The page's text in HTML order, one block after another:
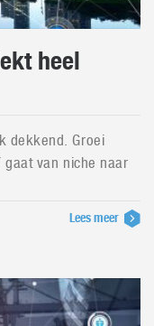
heel
dekkend. Groei
gaat van niche naar
Lees meer